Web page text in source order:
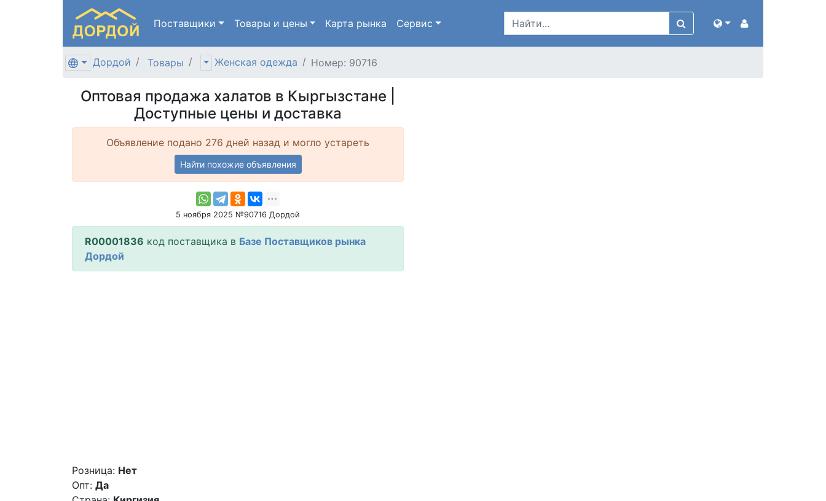
Поставщики Товары и цены Карта рынка Сервис
Дордой Товары Женская одежда Номер: 90716
Оптовая продажа халатов в Кыргызстане |
Доступные цены и доставка
Объявление подано 276 дней назад и могло устареть
Найти похожие объявления
5 ноября 2025 №90716 Дордой
R00001836 код поставщика в Базе Поставщиков рынка
Дордой
Розница: Нет
Опт: Да